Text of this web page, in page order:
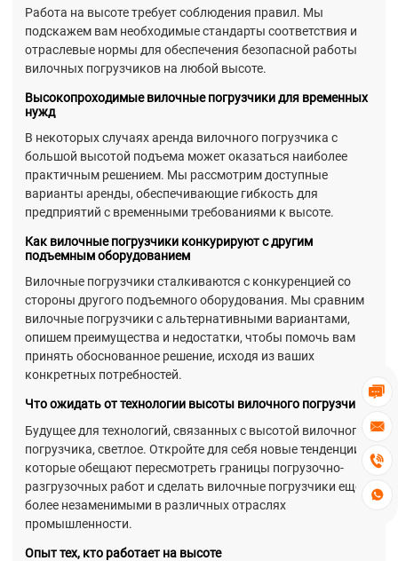




Работа на высоте требует соблюдения правил. Мы
подскажем вам необходимые стандарты соответствия и
отраслевые нормы для обеспечения безопасной работы
вилочных погрузчиков на любой высоте.
Высокопроходимые вилочные погрузчики для временных
нужд
В некоторых случаях аренда вилочного погрузчика с
большой высотой подъема может оказаться наиболее
практичным решением. Мы рассмотрим доступные
варианты аренды, обеспечивающие гибкость для
предприятий с временными требованиями к высоте.
Как вилочные погрузчики конкурируют с другим
подъемным оборудованием
Вилочные погрузчики сталкиваются с конкуренцией со
стороны другого подъемного оборудования. Мы сравним
вилочные погрузчики с альтернативными вариантами,
опишем преимущества и недостатки, чтобы помочь вам
принять обоснованное решение, исходя из ваших
конкретных потребностей.
Что ожидать от технологии высоты вилочного погрузчика
Будущее для технологий, связанных с высотой вилочного
погрузчика, светлое. Откройте для себя новые тенденции,
которые обещают пересмотреть границы погрузочно-
разгрузочных работ и сделать вилочные погрузчики еще
более незаменимыми в различных отраслях
промышленности.
Опыт тех, кто работает на высоте